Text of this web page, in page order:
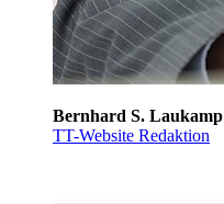
Bernhard S. Laukamp
TT-Website Redaktion